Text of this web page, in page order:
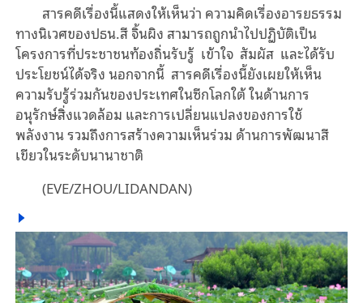
สารคดีเรื่องนี้แสดงให้เห็นว่า ความคิดเรื่องอารยธรรม
ทางนิเวศของปธน.สี จิ้นผิง สามารถถูกนำไปปฏิบัติเป็น
โครงการที่ประชาชนท้องถิ่นรับรู้ เข้าใจ สัมผัส และได้รับ
ประโยชน์ได้จริง นอกจากนี้ สารคดีเรื่องนี้ยังเผยให้เห็น
ความรับรู้ร่วมกันของประเทศในซีกโลกใต้ ในด้านการ
อนุรักษ์สิ่งแวดล้อม และการเปลี่ยนแปลงของการใช้
พลังงาน รวมถึงการสร้างความเห็นร่วม ด้านการพัฒนาสี
เขียวในระดับนานาชาติ
(EVE/ZHOU/LIDANDAN)